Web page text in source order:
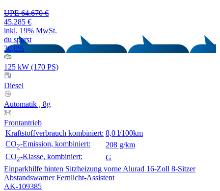
UPE 64.670 €
45.285 €
inkl. 19% MwSt.
du sparst
30,0%
125 kW (170 PS)
Diesel
Automatik , 8g
Frontantrieb
Kraftstoffverbrauch kombiniert: 8,0 l/100km
CO2-Emission, kombiniert:
208 g/km
CO2-Klasse, kombiniert:
G
Einparkhilfe hinten Sitzheizung vorne Alurad 16-Zoll 8-Sitzer
Abstandswarner Fernlicht-Assistent
AK-109385